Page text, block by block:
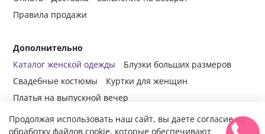
Правила продажи
Дополнительно
Каталог женской одежды
Блузки больших размеров
Свадебные костюмы
Куртки для женщин
Платья на выпускной вечер
Продолжая использовать наш сайт, вы даете согласие на
обработку файлов cookie, которые обеспечивают